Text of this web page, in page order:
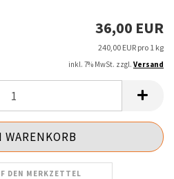
36,00 EUR
240,00 EUR pro 1 kg
inkl. 7% MwSt. zzgl. Versand
DEN MERKZETTEL